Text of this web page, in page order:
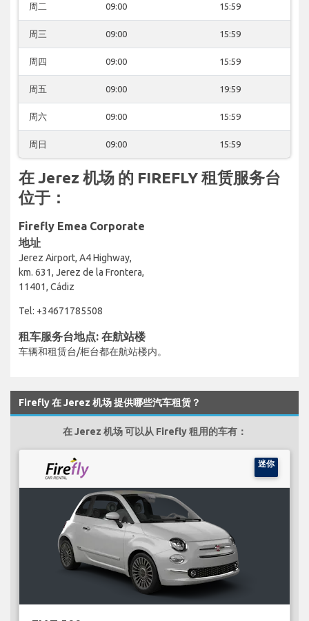
周二 09:00 15:59
周三 09:00 15:59
周四 09:00 15:59
周五 09:00 19:59
周六 09:00 15:59
周日 09:00 15:59
在 Jerez 机场 的 FIREFLY 租赁服务台
位于：
Firefly Emea Corporate
地址
Jerez Airport, A4 Highway,
km. 631, Jerez de la Frontera,
11401, Cádiz
Tel: +34671785508
租车服务台地点: 在航站楼
车辆和租赁台/柜台都在航站楼内。
Firefly 在 Jerez 机场 提供哪些汽车租赁？
在 Jerez 机场 可以从 Firefly 租用的车有：
迷你